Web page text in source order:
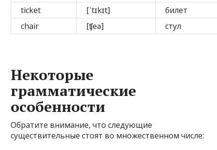
ticket
[ˈtɪkɪt]
билет
chair
[ʧeə] стул
Некоторые
грамматические
особенности
Обратите внимание, что следующие
существительные стоят во множественном числе: